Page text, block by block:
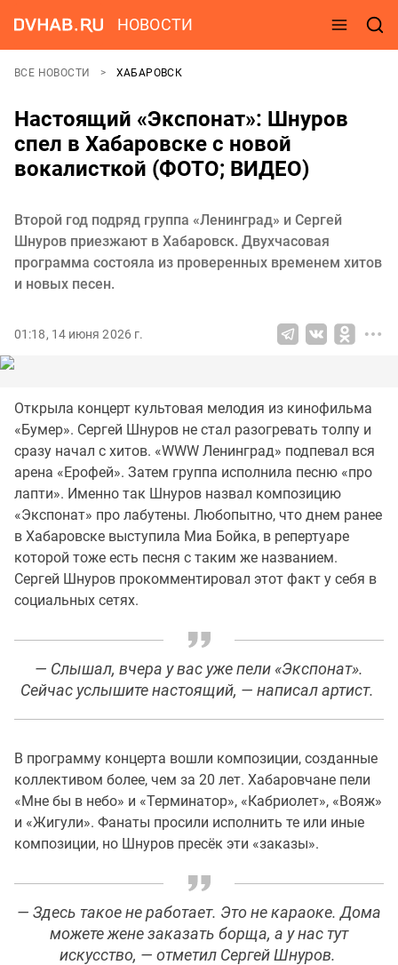
НОВОСТИ
ВСЕ НОВОСТИ ХАБАРОВСК
Настоящий «Экспонат»: Шнуров
спел в Хабаровске с новой
вокалисткой (ФОТО; ВИДЕО)
Второй год подряд группа «Ленинград» и Сергей
Шнуров приезжают в Хабаровск. Двухчасовая
программа состояла из проверенных временем хитов
и новых песен.
01:18, 14 июня 2026 г.
Открыла концерт культовая мелодия из кинофильма
«Бумер». Сергей Шнуров не стал разогревать толпу и
сразу начал с хитов. «WWW Ленинград» подпевал вся
арена «Ерофей». Затем группа исполнила песню «про
лапти». Именно так Шнуров назвал композицию
«Экспонат» про лабутены. Любопытно, что днем ранее
в Хабаровске выступила Миа Бойка, в репертуаре
которой тоже есть песня с таким же названием.
Сергей Шнуров прокомментировал этот факт у себя в
социальных сетях.
— Слышал, вчера у вас уже пели «Экспонат».
Сейчас услышите настоящий, — написал артист.
В программу концерта вошли композиции, созданные
коллективом более, чем за 20 лет. Хабаровчане пели
«Мне бы в небо» и «Терминатор», «Кабриолет», «Вояж»
и «Жигули». Фанаты просили исполнить те или иные
композиции, но Шнуров пресёк эти «заказы».
— Здесь такое не работает. Это не караоке. Дома
можете жене заказать борща, а у нас тут
искусство, — отметил Сергей Шнуров.